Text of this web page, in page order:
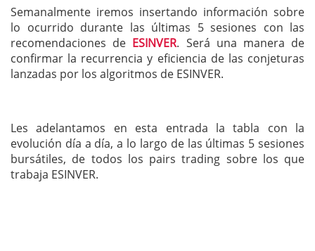
Semanalmente iremos insertando información sobre
lo ocurrido durante las últimas 5 sesiones con las
recomendaciones de ESINVER. Será una manera de
confirmar la recurrencia y eficiencia de las conjeturas
lanzadas por los algoritmos de ESINVER.
Les adelantamos en esta entrada la tabla con la
evolución día a día, a lo largo de las últimas 5 sesiones
bursátiles, de todos los pairs trading sobre los que
trabaja ESINVER.